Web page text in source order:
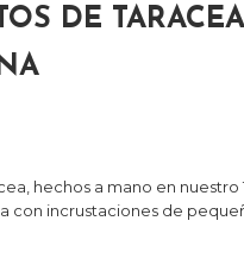
DE TARACEA
hechos a mano en nuestro
con incrustaciones de